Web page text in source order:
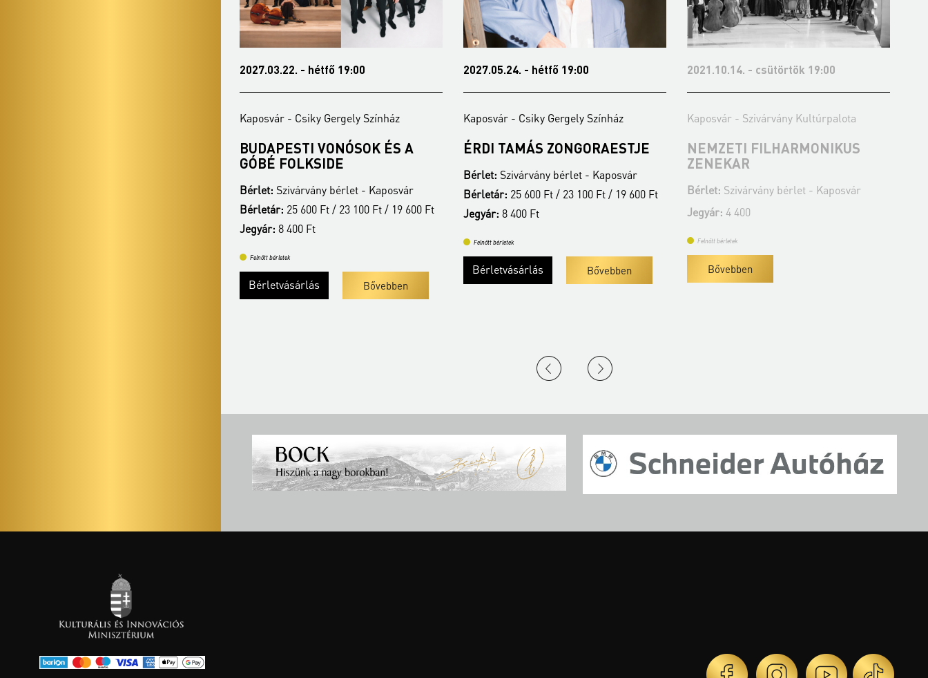
2027.05.24. - hétfő 19:00
Kaposvár - Csiky Gergely Színház
ÉRDI TAMÁS ZONGORAESTJE
Bérletár:25 600 Ft / 23 100 Ft / 19 600 Ft
Jegyár: 8 400 Ft
Bérletvásárlás Bővebben
2021.10.14. - csütörtök 19:00
Kaposvár - Szivárvány Kultúrpalota
NEMZETI FILHARMONIKUS
Bérlet:Szivárvány bérlet - Kaposvár
Jegyár:4 400
Felnőtt bérletek
Bővebben
2021.12.14. - kedd 19:00
Kaposvár - Szivárvány Kultúrpalota
MIKLÓSA ERIKA, HORVÁTH
ISTVÁN ÉS A SZENT ISTVÁN
Bérlet:Szivárvány bérlet - Kaposvár
Felnőtt bérletek
Bővebben